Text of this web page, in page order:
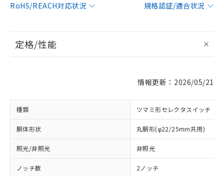
RoHS/REACH対応状況
規格認証/適合状況
定格/性能
情報更新：2026/05/21
種類 ツマミ形セレクタスイッチ
胴体形状 丸胴形(φ22/25mm共用)
照光/非照光 非照光
ノッチ数 2ノッチ